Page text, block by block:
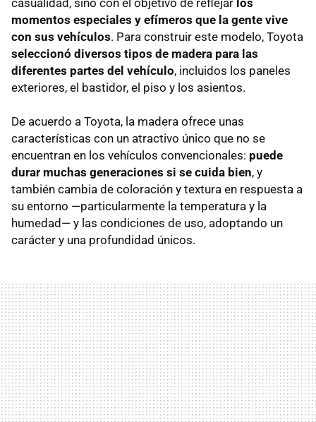
momentos especiales y efímeros que la gente vive
con sus vehículos. Para construir este modelo, Toyota
seleccionó diversos tipos de madera para las
diferentes partes del vehículo, incluidos los paneles
exteriores, el bastidor, el piso y los asientos.
De acuerdo a Toyota, la madera ofrece unas
características con un atractivo único que no se
encuentran en los vehículos convencionales: puede
durar muchas generaciones si se cuida bien, y
también cambia de coloración y textura en respuesta a
su entorno —particularmente la temperatura y la
humedad— y las condiciones de uso, adoptando un
carácter y una profundidad únicos.